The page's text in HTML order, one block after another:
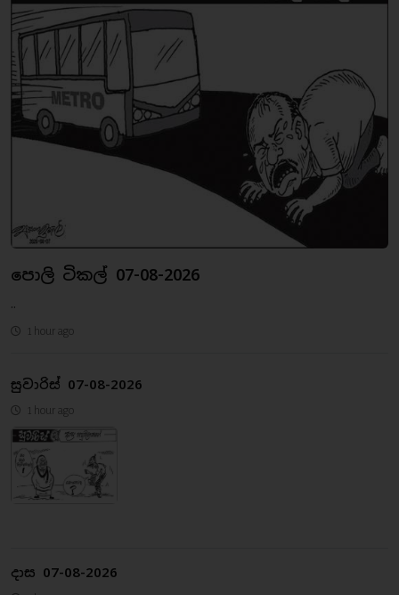
පොලි ටිකල් 07-08-2026
..
1 hour ago
සුවාරිස් 07-08-2026
1 hour ago
දාස 07-08-2026